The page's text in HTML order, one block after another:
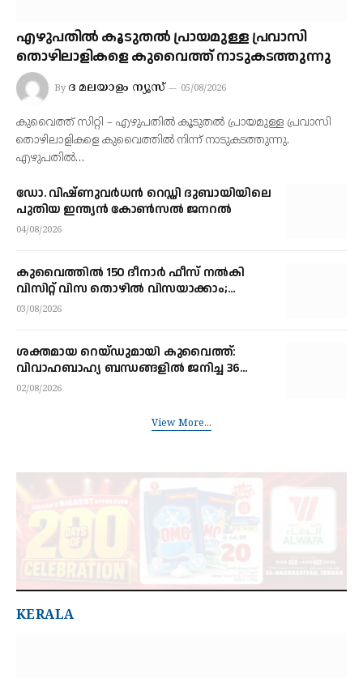
എഴുപതില്‍ കൂടുതല്‍ പ്രായമുള്ള പ്രവാസി
തൊഴിലാളികളെ കുവൈത്ത് നാടുകടത്തുന്നു
By ദ മലയാളം ന്യൂസ് 05/08/2026
കുവൈത്ത് സിറ്റി – എഴുപതില്‍ കൂടുതല്‍ പ്രായമുള്ള പ്രവാസി
തൊഴിലാളികളെ കുവൈത്തില്‍ നിന്ന് നാടുകടത്തുന്നു.
എഴുപതില്‍…
ഡോ. വിഷ്ണുവർധൻ റെഡ്ഡി ദുബായിയിലെ
പുതിയ ഇന്ത്യൻ കോൺസൽ ജനറൽ
04/08/2026
കുവൈത്തിൽ 150 ദീനാർ ഫീസ് നൽകി
വിസിറ്റ് വിസ തൊഴിൽ വിസയാക്കാം;
ഗാർഹിക തൊഴിലാളികൾക്ക് ഫീസില്ല
03/08/2026
ശക്തമായ റെയ്ഡുമായി കുവൈത്ത്:
വിവാഹബാഹ്യ ബന്ധങ്ങളിൽ ജനിച്ച 36
കുട്ടികൾ അടക്കം 1,253 പേർ പിടിയിൽ
02/08/2026
View More...
KERALA